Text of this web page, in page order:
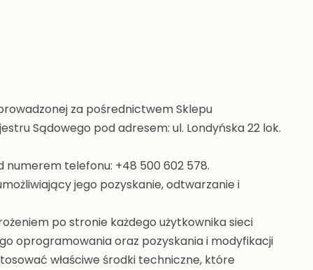
za pośrednictwem Sklepu
Sądowego pod adresem: ul. Londyńska 22 lok.
telefonu: +48 500 602 578.
jego pozyskanie, odtwarzanie i
po stronie każdego użytkownika sieci
oprogramowania oraz pozyskania i modyfikacji
właściwe środki techniczne, które